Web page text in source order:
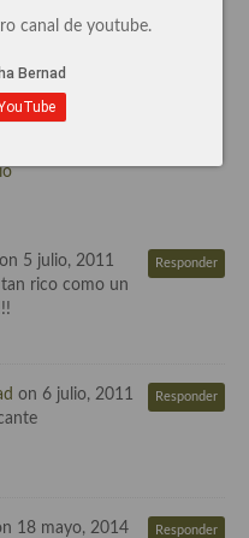
on 5 julio, 2011 Responder
rico como un
on 6 julio, 2011 Responder
18 mayo, 2014 Responder
canal de youtube.